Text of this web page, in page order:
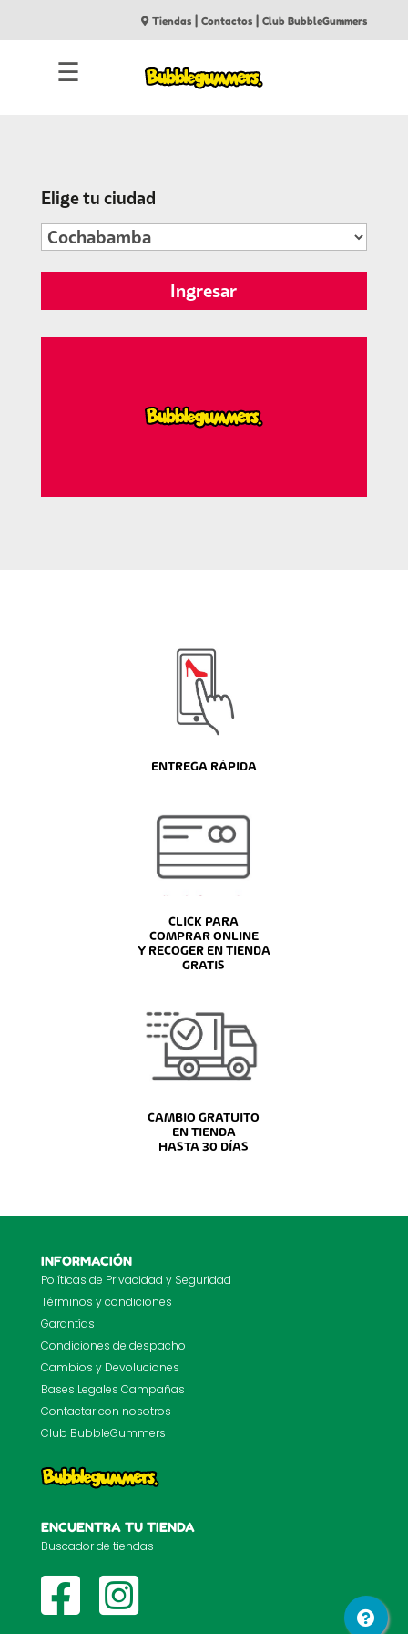
Tiendas |Contactos |Club BubbleGummers
☰
Elige tu ciudad
Ingresar
ENTREGA RÁPIDA
CLICK PARA
COMPRAR ONLINE
Y RECOGER EN TIENDA
GRATIS
CAMBIO GRATUITO
EN TIENDA
HASTA 30 DÍAS
INFORMACIÓN
Políticas de Privacidad y Seguridad
Términos y condiciones
Garantías
Condiciones de despacho
Cambios y Devoluciones
Bases Legales Campañas
Contactar con nosotros
Club BubbleGummers
ENCUENTRA TU TIENDA
Buscador de tiendas